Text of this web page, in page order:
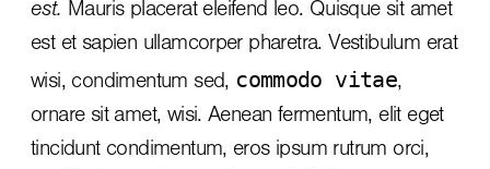
est. Mauris placerat eleifend leo. Quisque sit amet
est et sapien ullamcorper pharetra. Vestibulum erat
wisi, condimentum sed, commodo vitae,
ornare sit amet, wisi. Aenean fermentum, elit eget
tincidunt condimentum, eros ipsum rutrum orci,